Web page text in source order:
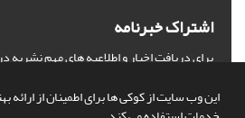
این وب سایت از کوکی ها برای اطمینان از ارائه
اشتراک خبرنامه
برای دریافت اخبار و اطلاعیه های مهم